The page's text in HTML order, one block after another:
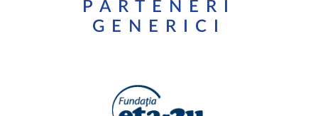
PARTENERI
GENERICI